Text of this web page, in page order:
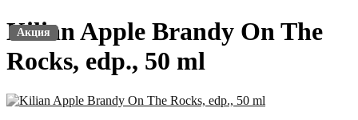
Kilian Apple Brandy On The
Rocks, edp., 50 ml
Акция
Акция